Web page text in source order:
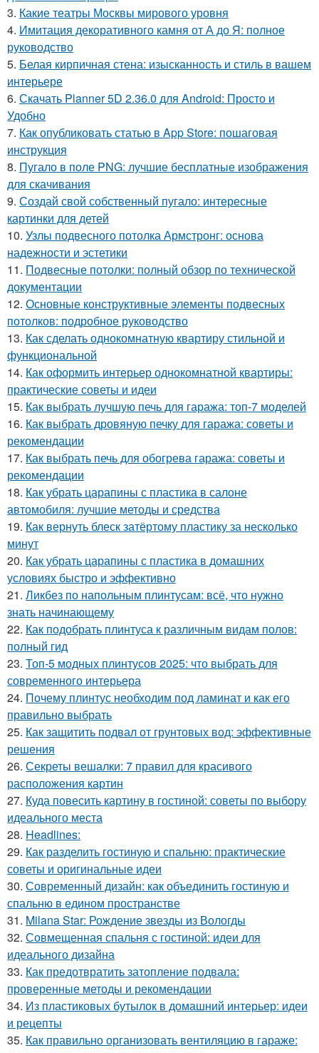
3. Какие театры Москвы мирового уровня
4. Имитация декоративного камня от А до Я: полное
руководство
5. Белая кирпичная стена: изысканность и стиль в вашем
интерьере
6. Скачать Planner 5D 2.36.0 для Android: Просто и
Удобно
7. Как опубликовать статью в App Store: пошаговая
инструкция
8. Пугало в поле PNG: лучшие бесплатные изображения
для скачивания
9. Создай свой собственный пугало: интересные
картинки для детей
10. Узлы подвесного потолка Армстронг: основа
надежности и эстетики
11. Подвесные потолки: полный обзор по технической
документации
12. Основные конструктивные элементы подвесных
потолков: подробное руководство
13. Как сделать однокомнатную квартиру стильной и
функциональной
14. Как оформить интерьер однокомнатной квартиры:
практические советы и идеи
15. Как выбрать лучшую печь для гаража: топ-7 моделей
16. Как выбрать дровяную печку для гаража: советы и
рекомендации
17. Как выбрать печь для обогрева гаража: советы и
рекомендации
18. Как убрать царапины с пластика в салоне
автомобиля: лучшие методы и средства
19. Как вернуть блеск затёртому пластику за несколько
минут
20. Как убрать царапины с пластика в домашних
условиях быстро и эффективно
21. Ликбез по напольным плинтусам: всё, что нужно
знать начинающему
22. Как подобрать плинтуса к различным видам полов:
полный гид
23. Топ-5 модных плинтусов 2025: что выбрать для
современного интерьера
24. Почему плинтус необходим под ламинат и как его
правильно выбрать
25. Как защитить подвал от грунтовых вод: эффективные
решения
26. Секреты вешалки: 7 правил для красивого
расположения картин
27. Куда повесить картину в гостиной: советы по выбору
идеального места
28. Headlines:
29. Как разделить гостиную и спальню: практические
советы и оригинальные идеи
30. Современный дизайн: как объединить гостиную и
спальню в едином пространстве
31. Milana Star: Рождение звезды из Вологды
32. Совмещенная спальня с гостиной: идеи для
идеального дизайна
33. Как предотвратить затопление подвала:
проверенные методы и рекомендации
34. Из пластиковых бутылок в домашний интерьер: идеи
и рецепты
35. Как правильно организовать вентиляцию в гараже: